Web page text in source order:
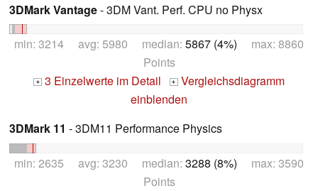
3DMark Vantage- 3DM Vant. Perf. CPU no Physx
min: 3214 avg: 5980 median: 5867 (4%) max: 8860
Points
+ 3 Einzelwerte im Detail + Vergleichsdiagramm
einblenden
3DMark 11 - 3DM11 Performance Physics
min: 2635 avg: 3230 median: 3288 (8%) max: 3590
Points